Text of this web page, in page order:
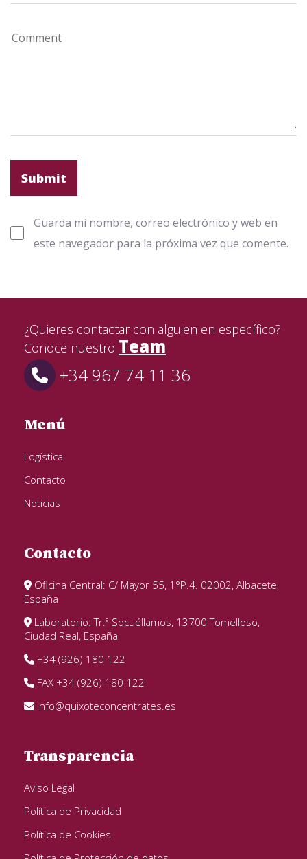
Guarda mi nombre, correo electrónico y web en
este navegador para la próxima vez que comente.
¿Quieres contactar con alguien en específico?
Conoce nuestro Team
+34 967 74 11 36
Menú
Logística
Contacto
Noticias
Contacto
Oficina Central: C/ Mayor 55, 1°P.4. 02002, Albacete,
España
Laboratorio: Tr.ª Socuéllamos, 13700 Tomelloso,
Ciudad Real, España
+34 (926) 180 122
FAX +34 (926) 180 122
info@quixoteconcentrates.es
Transparencia
Aviso Legal
Política de Privacidad
Política de Cookies